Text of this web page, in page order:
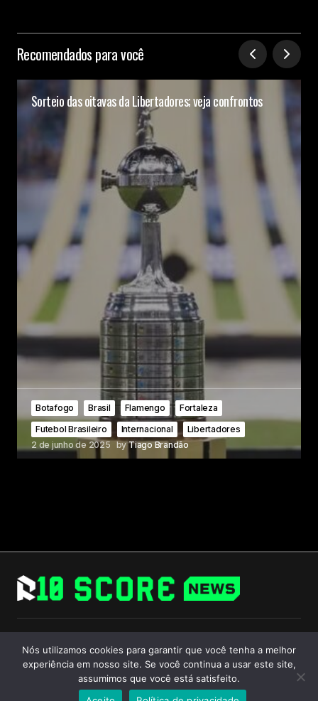
Recomendados para você
Sorteio das oitavas da Libertadores; veja confrontos
Botafogo Brasil Flamengo
Fortaleza
Futebol Brasileiro
Internacional
Libertadores
2 de junho de 2025 byTiago Brandão
Follow Us
Nós utilizamos cookies para garantir que você tenha a melhor
experiência em nosso site. Se você continua a usar este site,
assumimos que você está satisfeito.